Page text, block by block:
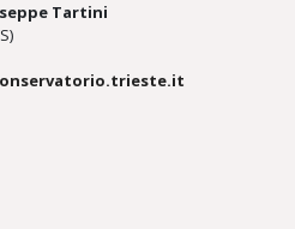
Tartini